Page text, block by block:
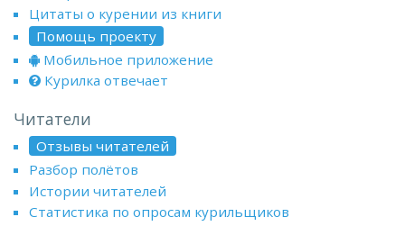
Цитаты о курении из книги
Помощь проекту
Мобильное приложение
Курилка отвечает
Читатели
Отзывы читателей
Разбор полётов
Истории читателей
Статистика по опросам курильщиков